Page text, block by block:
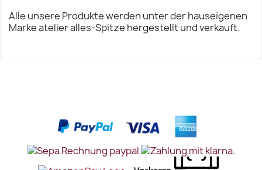
Alle unsere Produkte werden unter der hauseigenen
Marke atelier alles-Spitze hergestellt und verkauft.